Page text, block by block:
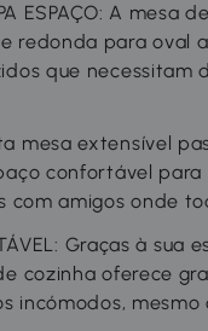
ESPAÇO: A
redonda para oval
que necessitam
mesa extensível
confortável
com amigos onde
Graças à
cozinha oferece
incómodos,